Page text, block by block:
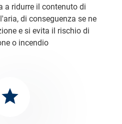
a ridurre il contenuto di
di conseguenza se ne
e si evita il rischio di
o incendio